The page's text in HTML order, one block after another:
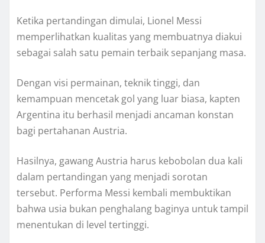
Ketika pertandingan dimulai, Lionel Messi
memperlihatkan kualitas yang membuatnya diakui
sebagai salah satu pemain terbaik sepanjang masa.
Dengan visi permainan, teknik tinggi, dan
kemampuan mencetak gol yang luar biasa, kapten
Argentina itu berhasil menjadi ancaman konstan
bagi pertahanan Austria.
Hasilnya, gawang Austria harus kebobolan dua kali
dalam pertandingan yang menjadi sorotan
tersebut. Performa Messi kembali membuktikan
bahwa usia bukan penghalang baginya untuk tampil
menentukan di level tertinggi.